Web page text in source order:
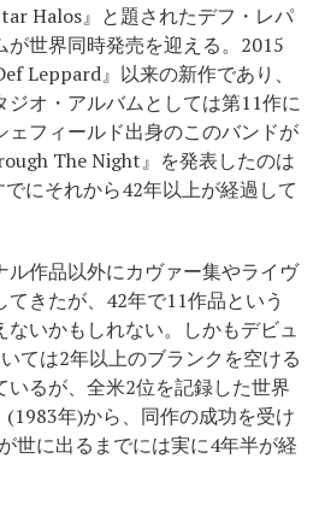
Halos』と題されたデフ・レパ
が世界同時発売を迎える。2015
Leppard』以来の新作であり、
オ・アルバムとしては第11作に
ェフィールド出身のこのバンドが
The Night』を発表したのは
にそれから42年以上が経過して
ル作品以外にカヴァー集やライヴ
きたが、42年で11作品という
いかもしれない。しかもデビュ
ては2年以上のブランクを空ける
いるが、全米2位を記録した世界
年)から、同作の成功を受け
世に出るまでには実に4年半が経